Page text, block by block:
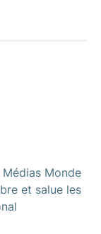
Médias Monde
et salue les